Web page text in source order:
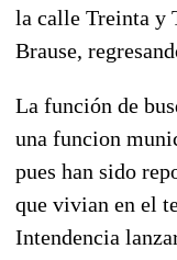
la calle Treinta y
Brause,
La función de
una funcion
pues han sido
que vivian en el
Intendencia